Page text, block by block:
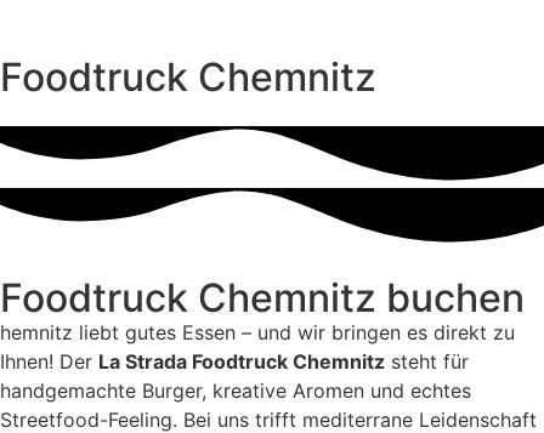
Foodtruck Chemnitz
Foodtruck Chemnitz buchen
hemnitz liebt gutes Essen – und wir bringen es direkt zu
Ihnen! Der La Strada Foodtruck Chemnitz steht für
handgemachte Burger, kreative Aromen und echtes
Streetfood-Feeling. Bei uns trifft mediterrane Leidenschaft